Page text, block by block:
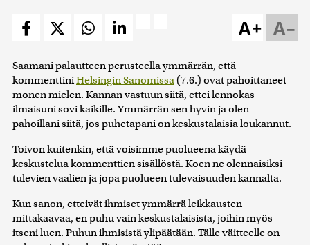
A–
A+
Saamani palautteen perusteella ymmärrän, että
kommenttiniHelsingin Sanomissa (7.6.) ovat pahoittaneet
monen mielen. Kannan vastuun siitä, ettei lennokas
ilmaisuni sovi kaikille. Ymmärrän sen hyvin ja olen
pahoillani siitä, jos puhetapani on keskustalaisia loukannut.
Toivon kuitenkin, että voisimme puolueena käydä
keskustelua kommenttien sisällöstä. Koen ne olennaisiksi
tulevien vaalien ja jopa puolueen tulevaisuuden kannalta.
Kun sanon, etteivät ihmiset ymmärrä leikkausten
mittakaavaa, en puhu vain keskustalaisista, joihin myös
itseni luen. Puhun ihmisistä ylipäätään. Tälle väitteelle on